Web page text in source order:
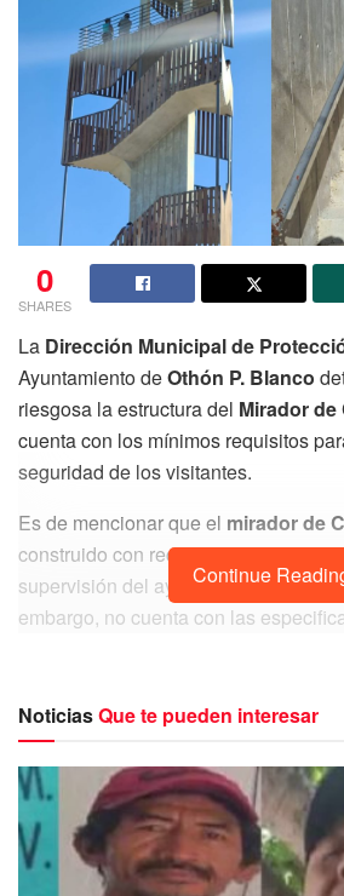
0
SHARES
La Dirección Municipal de
Ayuntamiento deOthón P. Blanco
riesgosa la estructura del Mirador
cuenta con los mínimos requisitos
seguridad de los visitantes.
Es de mencionar que el mirador de
construido con recursos federales,
supervisión del ayuntamiento de
embargo, no cuenta con las
problemas, incluso la primera
de esta obra, que fue contratada por
Desarrollo Agrario, Territorial y
deslindó de la misma a los pocos
Continue
NoticiasQue te pueden interesar